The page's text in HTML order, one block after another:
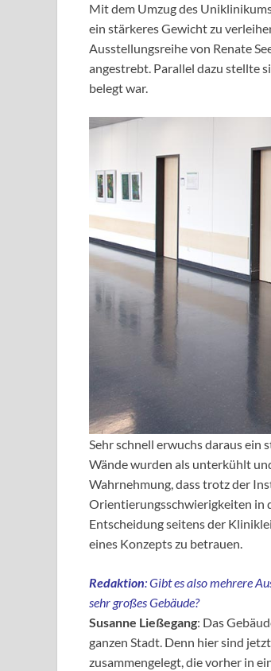
Mit dem Umzug des
ein stärkeres Gewicht zu
Ausstellungsreihe von Renate
angestrebt. Parallel dazu stellte
belegt war.
Sehr schnell erwuchs daraus
Wände wurden als unterkühlt
Wahrnehmung, dass trotz der
Orientierungsschwierigkeiten in
Entscheidung seitens der
eines Konzepts zu betrauen.
Redaktion: Gibt es also mehrere
sehr großes Gebäude?
Susanne Ließegang: Das
ganzen Stadt. Denn hier sind
zusammengelegt, die vorher in